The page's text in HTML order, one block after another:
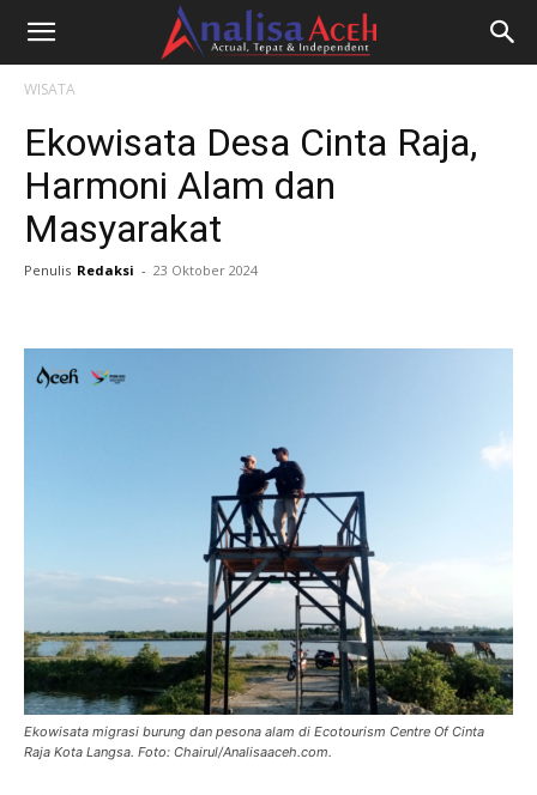
WISATA
Ekowisata Desa Cinta Raja,
Harmoni Alam dan
Masyarakat
Penulis Redaksi - 23 Oktober 2024
Ekowisata migrasi burung dan pesona alam di Ecotourism Centre Of Cinta
Raja Kota Langsa. Foto: Chairul/Analisaaceh.com.